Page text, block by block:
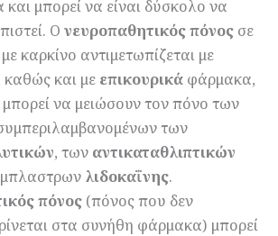
και μπορεί να είναι δύσκολο να
Ονευροπαθητικός πόνος σε
καρκίνο αντιμετωπίζεται με
καθώς και με επικουρικά φάρμακα,
να μειώσουν τον πόνο των
των
, των αντικαταθλιπτικών
λιδοκαΐνης.
πόνος (πόνος που δεν
στα συνήθη φάρμακα) μπορεί